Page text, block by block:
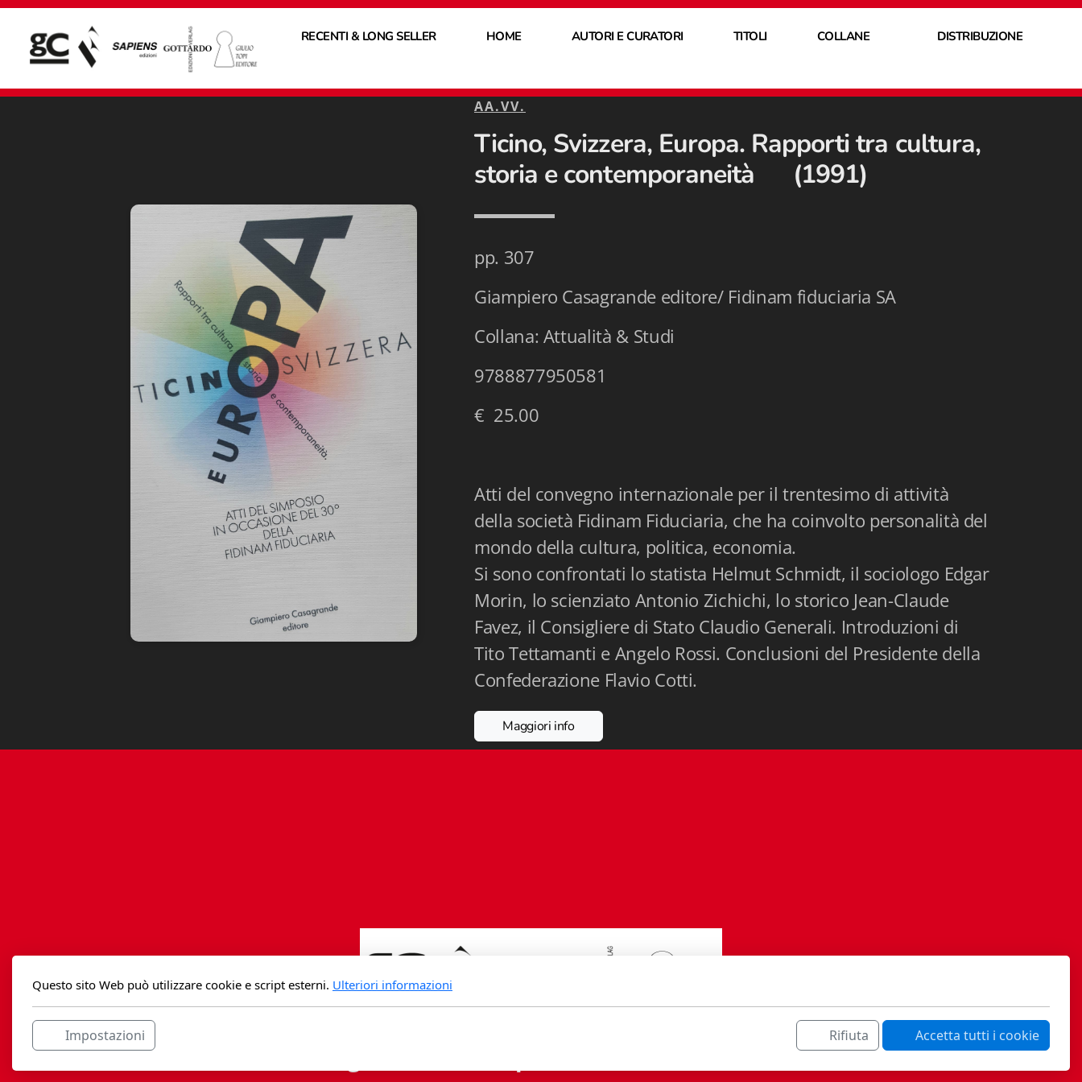
RECENTI & LONG SELLER HOME AUTORI E CURATORI TITOLI COLLANE DISTRIBUZIONE
AA.VV.
Ticino, Svizzera, Europa. Rapporti tra cultura,
storia e contemporaneità (1991)
pp. 307
Giampiero Casagrande editore/ Fidinam fiduciaria SA
Collana: Attualità & Studi
9788877950581
€ 25.00
Atti del convegno internazionale per il trentesimo di attività
della società Fidinam Fiduciaria, che ha coinvolto personalità del
mondo della cultura, politica, economia.
Si sono confrontati lo statista Helmut Schmidt, il sociologo Edgar
Morin, lo scienziato Antonio Zichichi, lo storico Jean-Claude
Favez, il Consigliere di Stato Claudio Generali. Introduzioni di
Tito Tettamanti e Angelo Rossi. Conclusioni del Presidente della
Confederazione Flavio Cotti.
Maggiori info
Questo sito Web può utilizzare cookie e script esterni. Ulteriori informazioni
Impostazioni Rifiuta Accetta tutti i cookie